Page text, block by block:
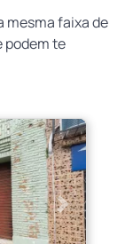
mesma faixa de
podem te
Próximo